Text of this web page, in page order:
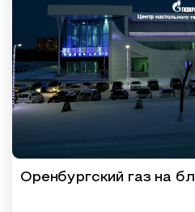
Оренбургский газ на